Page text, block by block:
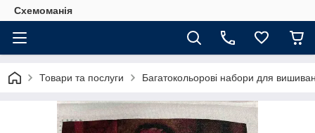
Схемоманія
Товари та послуги Багатокольорові набори для